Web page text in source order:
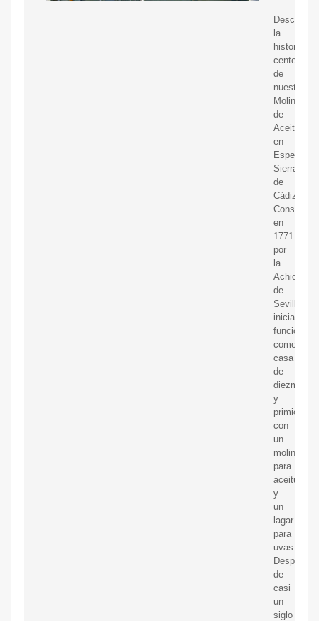
Descubre
la
historia
centenaria
de
nuestro
Molino
de
Aceite
en
Espera,
Sierra
de
Cádiz.
Construido
en
1771
por
la
de
Sevilla,
funcionaba
como
casa
de
diezmos
y
primicias,
con
un
molino
para
aceitunas
y
un
lagar
para
uvas.
Después
de
casi
un
siglo